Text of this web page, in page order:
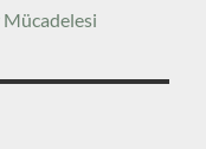
Mücadelesi